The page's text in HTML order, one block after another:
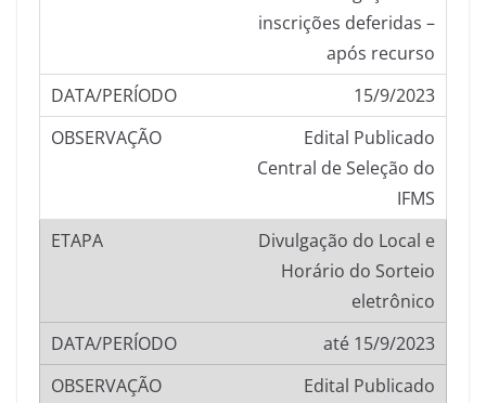
inscrições deferidas –
após recurso
15/9/2023
Edital Publicado
Central de Seleção do
IFMS
Divulgação do Local e
Horário do Sorteio
eletrônico
até 15/9/2023
Edital Publicado